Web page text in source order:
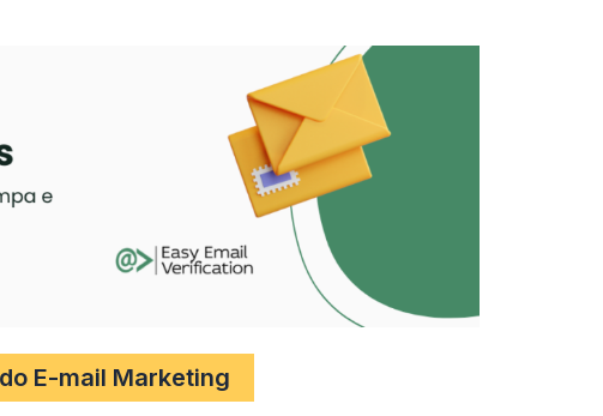
E-mail Marketing